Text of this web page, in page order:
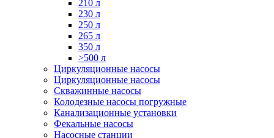
210 л
230 л
250 л
265 л
350 л
>500 л
Циркуляционные насосы
Циркуляционные насосы
Скважинные насосы
Колодезные насосы погружные
Канализационные установки
Фекальные насосы
Насосные станции